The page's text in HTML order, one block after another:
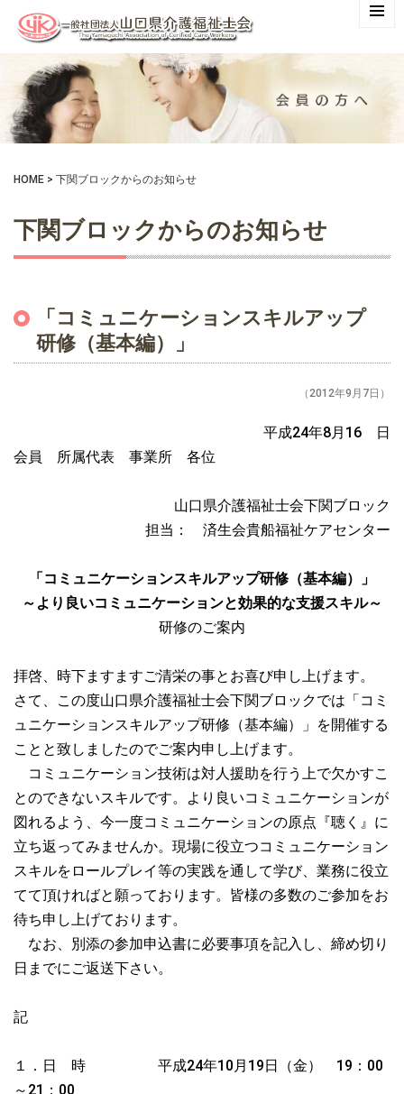
HOME > 下関ブロックからのお知らせ
下関ブロックからのお知らせ
「コミュニケーションスキルアップ
研修（基本編）」
（2012年9月7日）
平成24年8月16 日
会員 所属代表 事業所 各位
山口県介護福祉士会下関ブロック
担当： 済生会貴船福祉ケアセンター
「コミュニケーションスキルアップ研修（基本編）」
～より良いコミュニケーションと効果的な支援スキル～
研修のご案内
拝啓、時下ますますご清栄の事とお喜び申し上げます。
さて、この度山口県介護福祉士会下関ブロックでは「コミ
ュニケーションスキルアップ研修（基本編）」を開催する
ことと致しましたのでご案内申し上げます。
コミュニケーション技術は対人援助を行う上で欠かすこ
とのできないスキルです。より良いコミュニケーションが
図れるよう、今一度コミュニケーションの原点『聴く』に
立ち返ってみませんか。現場に役立つコミュニケーション
スキルをロールプレイ等の実践を通して学び、業務に役立
てて頂ければと願っております。皆様の多数のご参加をお
待ち申し上げております。
なお、別添の参加申込書に必要事項を記入し、締め切り
日までにご返送下さい。
記
１．日 時 平成24年10月19日（金） 19：00
～21：00